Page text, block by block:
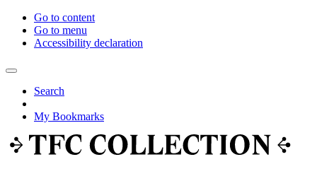
Go to content
Go to menu
Accessibility declaration
Search
My Bookmarks